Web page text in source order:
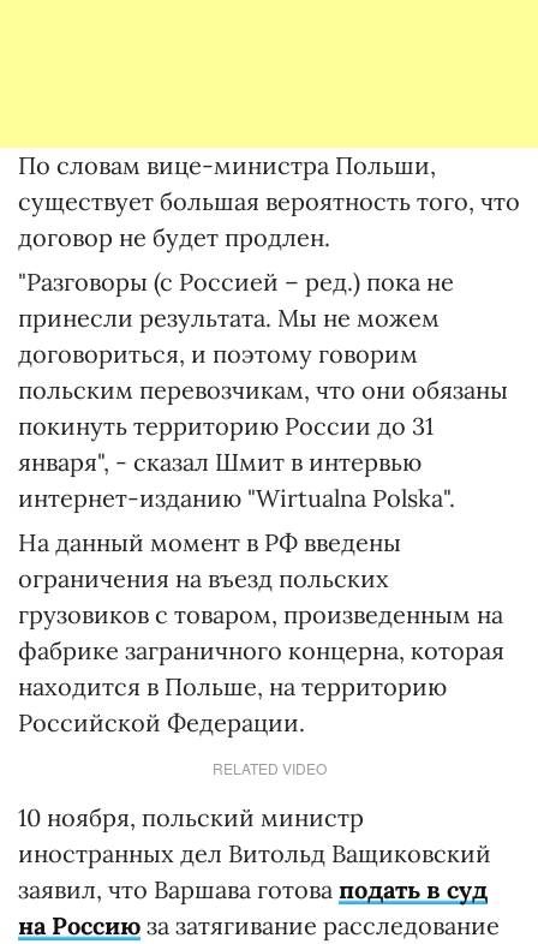
По словам вице-министра Польши,
существует большая вероятность того, что
договор не будет продлен.
"Разговоры (с Россией – ред.) пока не
принесли результата. Мы не можем
договориться, и поэтому говорим
польским перевозчикам, что они обязаны
покинуть территорию России до 31
января", - сказал Шмит в интервью
интернет-изданию "Wirtualna Polska".
На данный момент в РФ введены
ограничения на въезд польских
грузовиков с товаром, произведенным на
фабрике заграничного концерна, которая
находится в Польше, на территорию
Российской Федерации.
RELATED VIDEO
10 ноября, польский министр
иностранных дел Витольд Ващиковский
заявил, что Варшава готова подать в суд
на Россию за затягивание расследование